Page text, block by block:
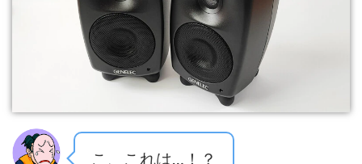
こ、これは…！？